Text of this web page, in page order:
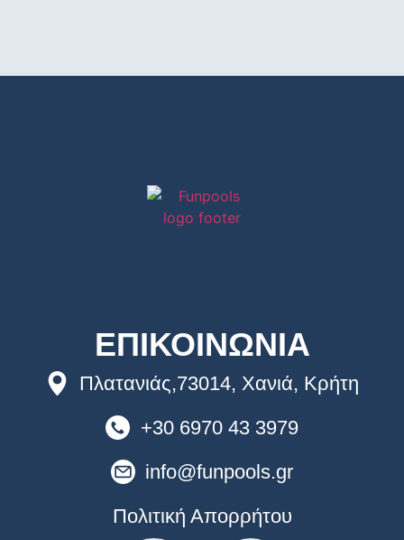
ΕΠΙΚΟΙΝΩΝΙΑ
Πλατανιάς,73014, Χανιά, Κρήτη
+30 6970 43 3979
info@funpools.gr
Πολιτική Απορρήτου